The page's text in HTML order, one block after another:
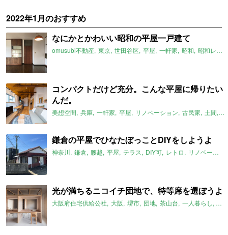
2022年1月のおすすめ
なにかとかわいい昭和の平屋一戸建て
omusubi不動産 東京 世田谷区 平屋 一軒家 昭和 昭和レトロ
コンパクトだけど充分。こんな平屋に帰りたい
んだ。
美想空間 兵庫 一軒家 平屋 リノベーション 古民家 土間
鎌倉の平屋でひなたぼっことDIYをしようよ
神奈川 鎌倉 腰越 平屋 テラス DIY可 レトロ リノベーション
光が満ちるニコイチ団地で、特等席を選ぼうよ
大阪府住宅供給公社 大阪 堺市 団地 茶山台 一人暮らし 二